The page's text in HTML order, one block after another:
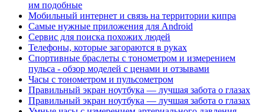
им подобные
Мобильный интернет и связь на территории кипра
Самые нужные приложения для Android
Сервис для поиска похожих людей
Телефоны, которые загораются в руках
Спортивные браслеты с тонометром и измерением
пульса - обзор моделей с ценами и отзывами
Часы с тонометром и пульсометром
Правильный экран ноутбука — лучшая забота о глазах
Правильный экран ноутбука — лучшая забота о глазах